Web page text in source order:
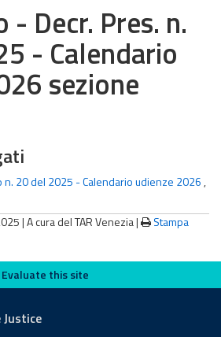
- Decr. Pres. n.
- Calendario
sezione
n. 20 del 2025 - Calendario udienze 2026 ,
|A cura del TAR Venezia| Stampa
Evaluate this site